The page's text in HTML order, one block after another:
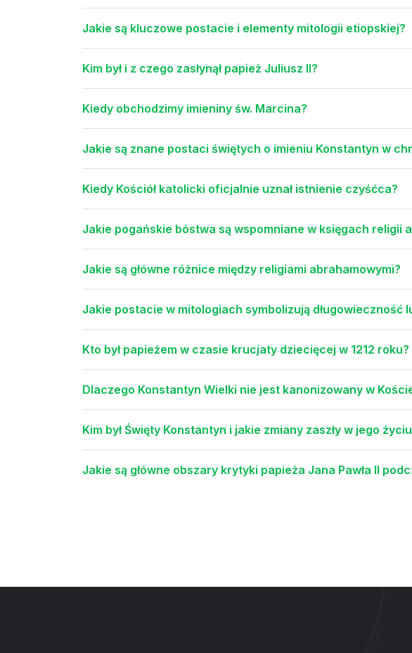
Jakie są kluczowe postacie i elementy mitologii etiopskiej?
Kim był i z czego zasłynął papież Juliusz II?
Kiedy obchodzimy imieniny św. Marcina?
Jakie są znane postaci świętych o imieniu Konstantyn w
Kiedy Kościół katolicki oficjalnie uznał istnienie czyśćca?
Jakie pogańskie bóstwa są wspomniane w księgach religii
Jakie są główne różnice między religiami abrahamowymi?
Jakie postacie w mitologiach symbolizują długowieczność
Kto był papieżem w czasie krucjaty dziecięcej w 1212 roku?
Dlaczego Konstantyn Wielki nie jest kanonizowany w
Kim był Święty Konstantyn i jakie zmiany zaszły w jego
Jakie są główne obszary krytyki papieża Jana Pawła II